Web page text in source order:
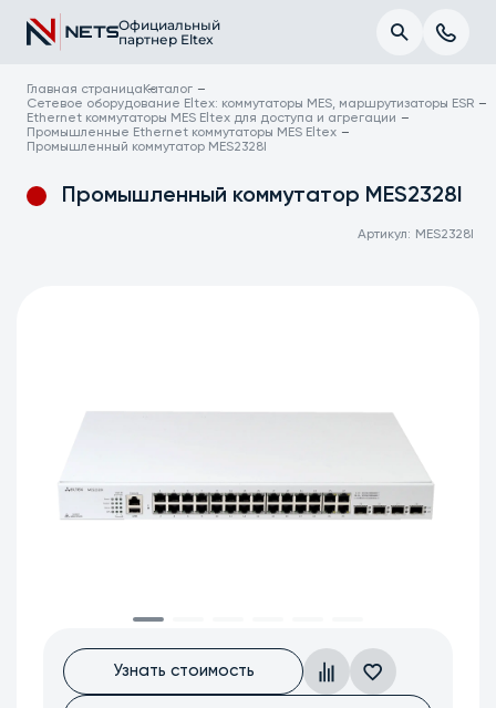
Официальный
партнер Eltex
Главная страница Каталог
Сетевое оборудование Eltex: коммутаторы MES, маршрутизаторы ESR
Ethernet коммутаторы MES Eltex для доступа и агрегации
Промышленные Ethernet коммутаторы MES Eltex
Промышленный коммутатор MES2328I
Промышленный коммутатор MES2328I
Артикул: MES2328I
Узнать стоимость